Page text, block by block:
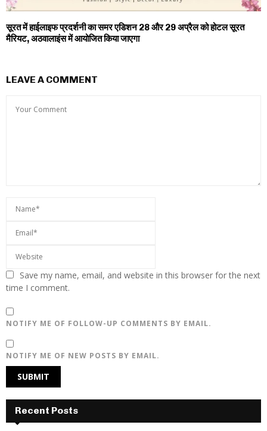
सूरत में हाईलाइफ प्रदर्शनी का समर एडिशन 28 और 29 अप्रैल को होटल सूरत
मैरियट, अठवालाइंस में आयोजित किया जाएगा
LEAVE A COMMENT
Save my name, email, and website in this browser for the next
time I comment.
NOTIFY ME OF FOLLOW-UP COMMENTS BY EMAIL.
NOTIFY ME OF NEW POSTS BY EMAIL.
Recent Posts